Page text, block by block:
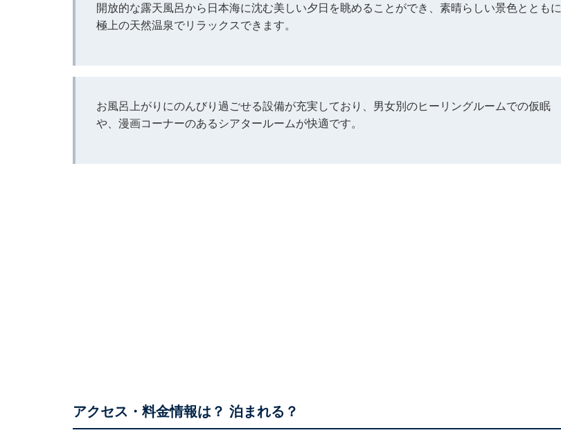
開放的な露天風呂から日本海に沈む美しい夕日を眺めることができ、素晴らしい景色とともに
極上の天然温泉でリラックスできます。
お風呂上がりにのんびり過ごせる設備が充実しており、男女別のヒーリングルームでの仮眠
や、漫画コーナーのあるシアタールームが快適です。
アクセス・料金情報は？ 泊まれる？